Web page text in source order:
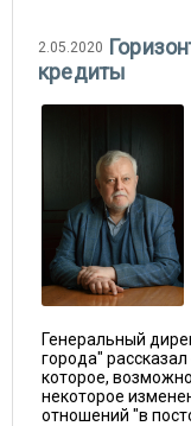
2.05.2020
кредиты
Генеральный
города"
которое,
некоторое
отношений "в